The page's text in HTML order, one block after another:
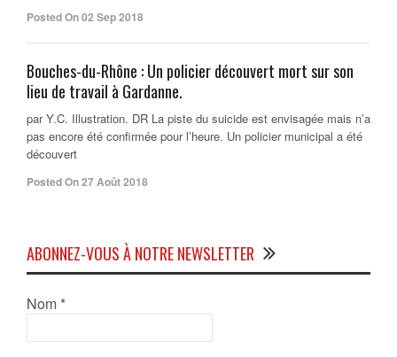
Posted On 02 Sep 2018
Bouches-du-Rhône : Un policier découvert mort sur son
lieu de travail à Gardanne.
par Y.C. Illustration. DR La piste du suicide est envisagée mais n’a
pas encore été confirmée pour l’heure. Un policier municipal a été
découvert
Posted On 27 Août 2018
ABONNEZ-VOUS À NOTRE NEWSLETTER
Nom *